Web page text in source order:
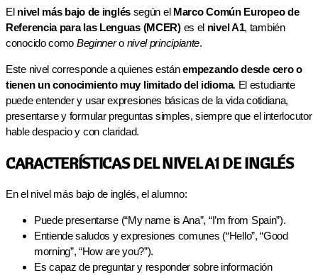
El nivel más bajo de ingléssegún el Marco Común Europeo de
Referencia para las Lenguas (MCER)es el nivel A1, también
conocido como Beginnero nivel principiante.
Este nivel corresponde a quienes estánempezando desde cero o
tienen un conocimiento muy limitado del idioma. El estudiante
puede entender y usar expresiones básicas de la vida cotidiana,
presentarse y formular preguntas simples, siempre que el interlocutor
hable despacio y con claridad.
CARACTERÍSTICAS DEL NIVEL A1 DE INGLÉS
En el nivel más bajo de inglés, el alumno:
Puede presentarse (“My name is Ana”, “I’m from Spain”).
Entiende saludos y expresiones comunes (“Hello”, “Good
morning”, “How are you?”).
Es capaz de preguntar y responder sobre información